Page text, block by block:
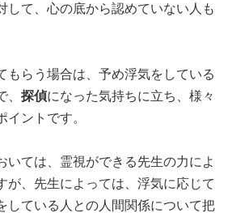
して、心の底から認めていない人も
もらう場合は、予め浮気をしている
探偵になった気持ちに立ち、様々
イントです。
いては、霊視ができる先生の力によ
が、先生によっては、浮気に応じて
している人との人間関係について把